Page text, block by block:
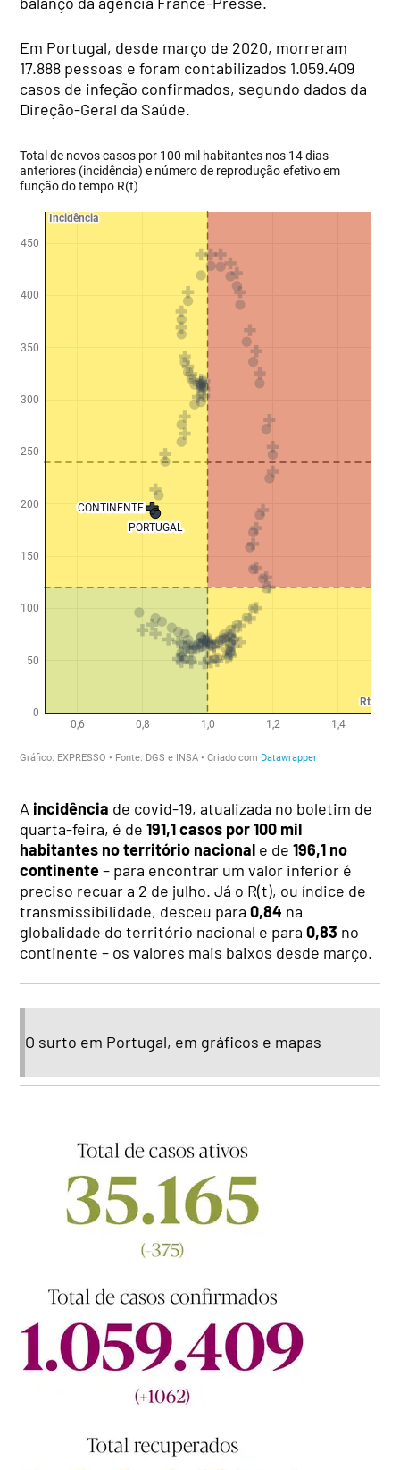
Em Portugal, desde março de 2020, morreram
17.888 pessoas e foram contabilizados 1.059.409
casos de infeção confirmados, segundo dados da
Direção-Geral da Saúde.
A incidência de covid-19, atualizada no boletim de
quarta-feira, é de191,1 casos por 100 mil
habitantes no território nacional e de196,1 no
continente– para encontrar um valor inferior é
preciso recuar a 2 de julho. Já o R(t), ou índice de
transmissibilidade, desceu para0,84 na
globalidade do território nacional e para0,83 no
continente – os valores mais baixos desde março.
O surto em Portugal, em gráficos e mapas